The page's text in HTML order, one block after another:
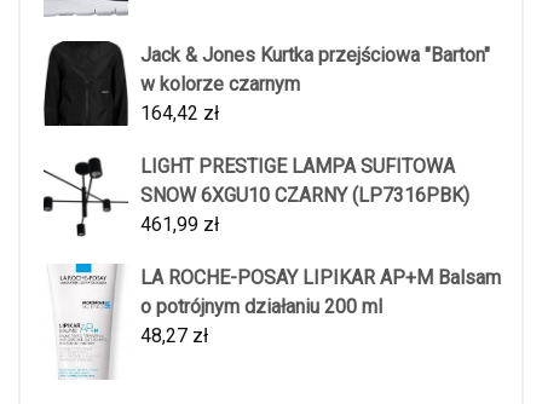
Jack & Jones Kurtka przejściowa "Barton"
w kolorze czarnym
164,42 zł
LIGHT PRESTIGE LAMPA SUFITOWA
SNOW 6XGU10 CZARNY (LP7316PBK)
461,99 zł
LA ROCHE-POSAY LIPIKAR AP+M Balsam
o potrójnym działaniu 200 ml
48,27 zł